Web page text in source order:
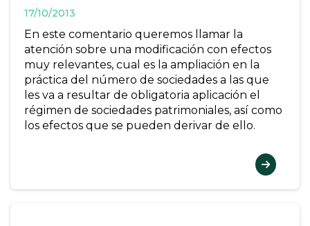
17/10/2013
En este comentario queremos llamar la
atención sobre una modificación con efectos
muy relevantes, cual es la ampliación en la
práctica del número de sociedades a las que
les va a resultar de obligatoria aplicación el
régimen de sociedades patrimoniales, así como
los efectos que se pueden derivar de ello.